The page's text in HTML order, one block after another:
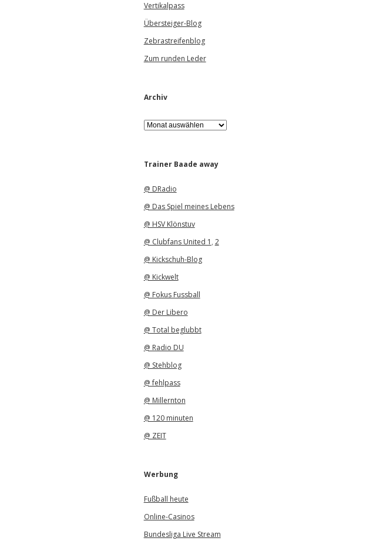
Vertikalpass
Übersteiger-Blog
Zebrastreifenblog
Zum runden Leder
Archiv
A
r
iTrainer Baade away
@ DRadio
@ Das Spiel meines Lebens
@ HSV Klönstuv
@ Clubfans United 1 , 2
@ Kickschuh-Blog
@ Kickwelt
@ Fokus Fussball
@ Der Libero
@ Total beglubbt
@ Radio DU
@ Stehblog
@ fehlpass
@ Millernton
@ 120 minuten
@ ZEIT
Werbung
Fußball heute
Online-Casinos
Bundesliga Live Stream